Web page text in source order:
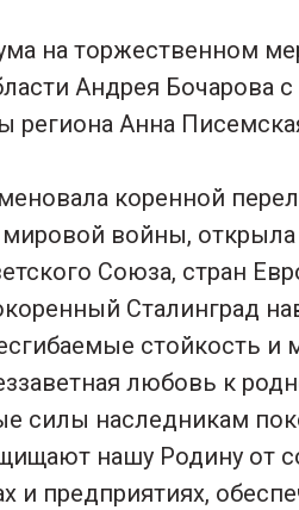
на торжественном
Андрея Бочарова
региона Анна
коренной
войны, открыла
Союза, стран
Сталинград
стойкость и
любовь к
силы наследникам
нашу Родину от
и предприятиях,